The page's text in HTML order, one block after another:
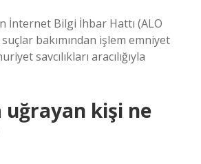
İnternet Bilgi İhbar Hattı (ALO
bakımından işlem emniyet
savcılıkları aracılığıyla
uğrayan kişi ne